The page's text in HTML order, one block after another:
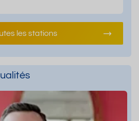
les stations